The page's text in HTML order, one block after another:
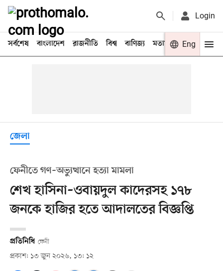
Login
সর্বশেষ বাংলাদেশ রাজনীতি বিশ্ব বাণিজ্য মতামত খেলা
Eng
জেলা
ফেনীতে গণ–অভ্যুত্থানে হত্যা মামলা
শেখ হাসিনা–ওবায়দুল কাদেরসহ ১৭৮
জনকে হাজির হতে আদালতের বিজ্ঞপ্তি
প্রতিনিধি ফেনী
প্রকাশ: ১৩ জুন ২০২৬, ১৩: ১২